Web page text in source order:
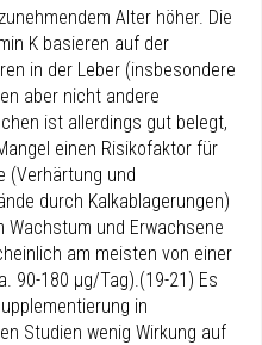
Alter höher. Die
K basieren auf der
in der Leber (insbesondere
aber nicht andere
ist allerdings gut belegt,
einen Risikofaktor für
(Verhärtung und
durch Kalkablagerungen)
und Erwachsene
am meisten von einer
90-180 µg/Tag).(19-21) Es
in
Studien wenig Wirkung auf